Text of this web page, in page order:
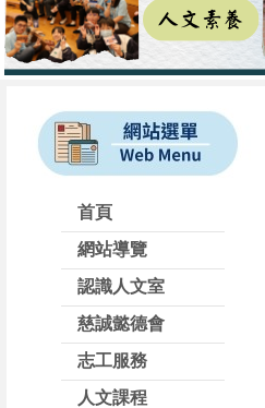
首頁
網站導覽
認識人文室
慈誠懿德會
志工服務
人文課程